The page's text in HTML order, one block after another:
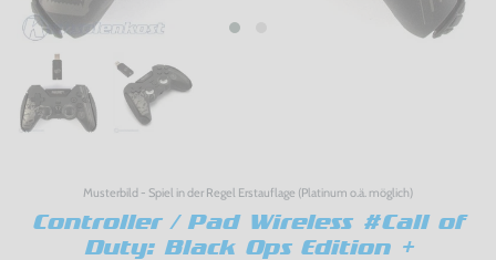
Musterbild - Spiel in der Regel Erstauflage (Platinum o.ä. möglich)
Controller / Pad Wireless #Call of
Duty: Black Ops Edition +